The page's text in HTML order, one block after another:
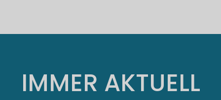
IMMER AKTUELL